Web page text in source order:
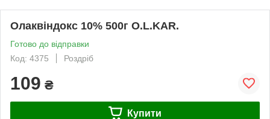
Олаквіндокс 10% 500г O.L.KAR.
Готово до відправки
Код: 4375
Роздріб
109 ₴
Купити